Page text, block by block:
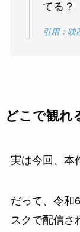
てる？
引用：映
どこで観れ
実は今回、本
だって、令和
スクで配信さ